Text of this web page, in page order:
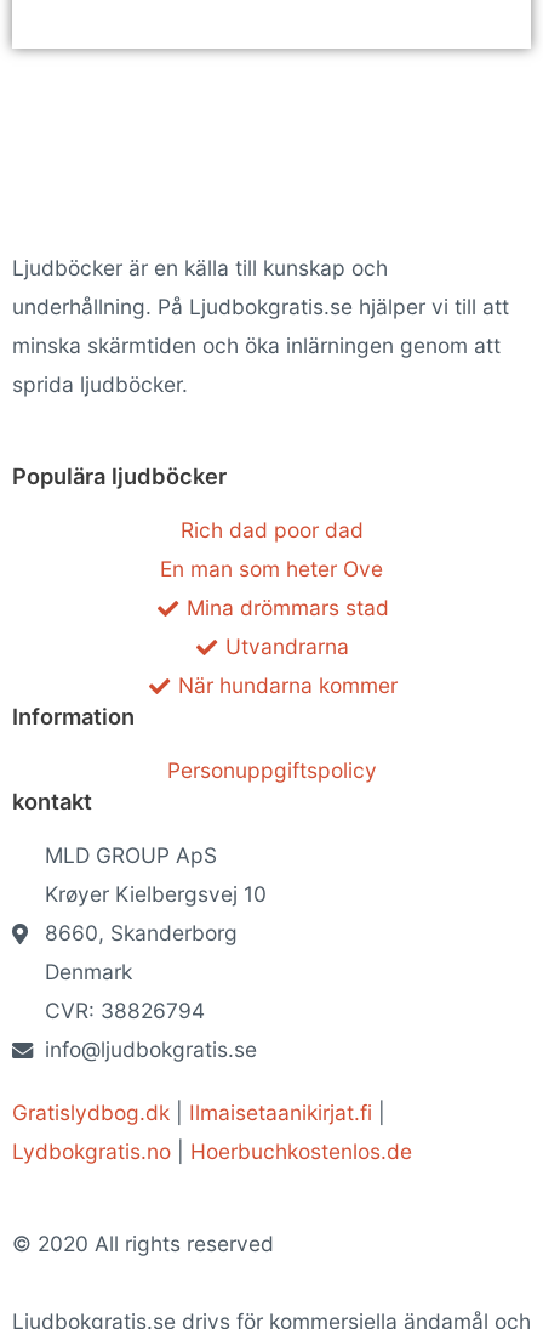
Ljudböcker är en källa till kunskap och
underhållning. På Ljudbokgratis.se hjälper vi till att
minska skärmtiden och öka inlärningen genom att
sprida ljudböcker.
Populära ljudböcker
Rich dad poor dad
En man som heter Ove
Mina drömmars stad
Utvandrarna
När hundarna kommer
Information
Personuppgiftspolicy
kontakt
MLD GROUP ApS
Krøyer Kielbergsvej 10
8660, Skanderborg
Denmark
CVR: 38826794
info@ljudbokgratis.se
Gratislydbog.dk Ilmaisetaanikirjat.fi
Lydbokgratis.no
Hoerbuchkostenlos.de
© 2020 All rights reserved
Ljudbokgratis.se drivs för kommersiella ändamål och